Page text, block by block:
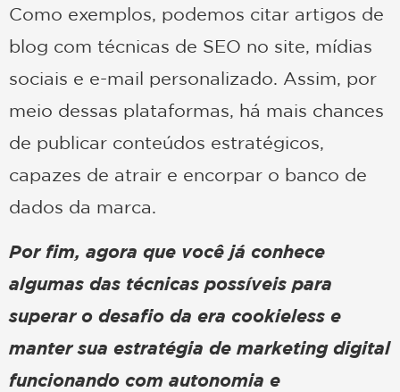
Como exemplos, podemos citar artigos de
blog com técnicas de SEO no site, mídias
sociais e e-mail personalizado. Assim, por
meio dessas plataformas, há mais chances
de publicar conteúdos estratégicos,
capazes de atrair e encorpar o banco de
dados da marca.
Por fim, agora que você já conhece
algumas das técnicas possíveis para
superar o desafio da era cookieless e
manter sua estratégia de marketing digital
funcionando com autonomia e